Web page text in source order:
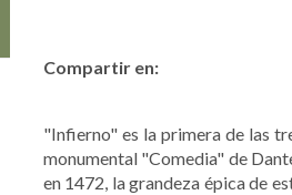
Compartir en:
"Infierno" es la primera de las
monumental "Comedia" de
en 1472, la grandeza épica de